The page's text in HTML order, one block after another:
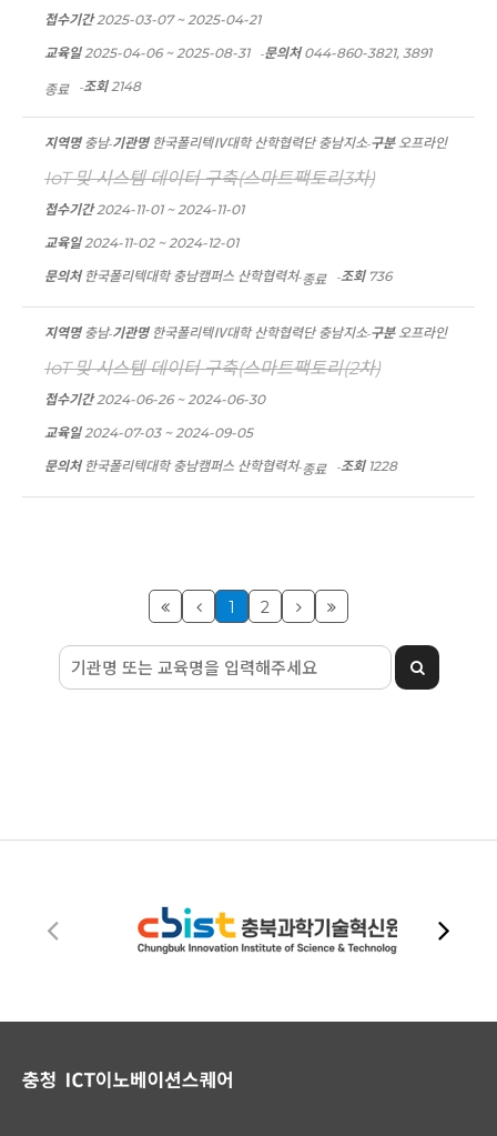
접수기간2025-03-07 ~ 2025-04-21
교육일2025-04-06 ~ 2025-08-31 문의처044-860-3821, 3891
종료 조회2148
지역명충남 기관명한국폴리텍Ⅳ대학 산학협력단 충남지소 구분오프라인
IoT 및 시스템 데이터 구축(스마트팩토리3차)
접수기간2024-11-01 ~ 2024-11-01
교육일2024-11-02 ~ 2024-12-01
문의처한국폴리텍대학 충남캠퍼스 산학협력처 종료 조회736
지역명충남 기관명한국폴리텍Ⅳ대학 산학협력단 충남지소 구분오프라인
IoT 및 시스템 데이터 구축(스마트팩토리(2차)
접수기간2024-06-26 ~ 2024-06-30
교육일2024-07-03 ~ 2024-09-05
문의처한국폴리텍대학 충남캠퍼스 산학협력처 종료 조회1228
1 2